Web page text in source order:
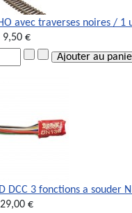
avec traverses noires / 1
9,50 €
DCC 3 fonctions a souder
29,00 €